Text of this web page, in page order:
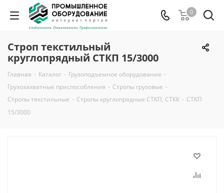
0
Строп текстильный
круглопрядный СТКП 15/3000
Главная - Каталог - Грузоподъемное оборудование -
Грузозахватные приспособления - Стропы грузовые -
Стропы текстильные - Стропы круглопрядные СТКП, СТКК - СТКП
15/3000